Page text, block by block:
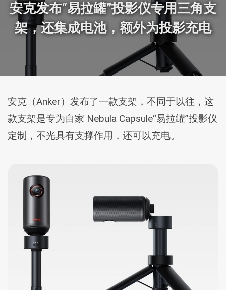
安克发布“易拉罐”投影仪专用三角支
架，还集成电池，额外为投影充电
安克（Anker）发布了一款支架，不同于以往，这
款支架是专为自家 Nebula Capsule“易拉罐”投影仪
定制，不光具有支撑作用，还可以充电。